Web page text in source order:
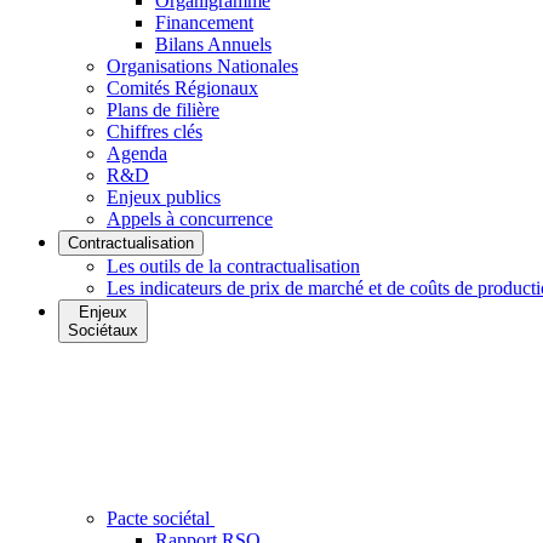
Financement
Bilans Annuels
Organisations Nationales
Comités Régionaux
Plans de filière
Chiffres clés
Agenda
R&D
Enjeux publics
Appels à concurrence
Contractualisation
Les outils de la contractualisation
Les indicateurs de prix de marché et de coûts de
Enjeux
Sociétaux
Pacte sociétal